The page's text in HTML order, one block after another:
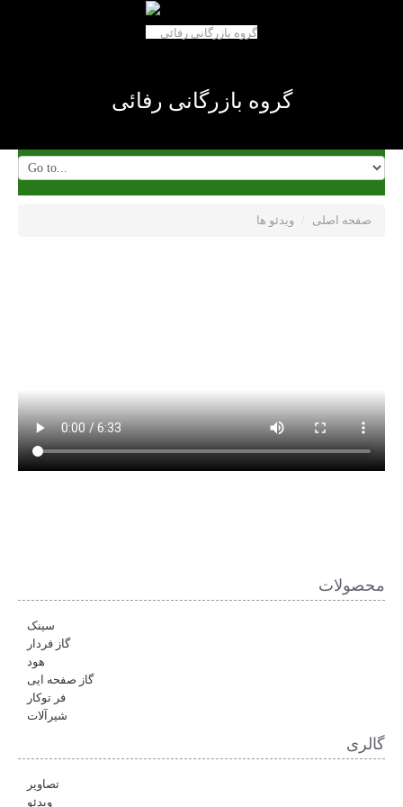
گروه بازرگانی رفائی
صفحه اصلی / ویدئو ها
محصولات
سینک
گاز فردار
هود
گاز صفحه ایی
فر توکار
شیرآلات
گالری
تصاویر
ویدئو